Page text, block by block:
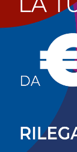
Blu 2026
(Catanzaro),
in
Leuca
(Messina);